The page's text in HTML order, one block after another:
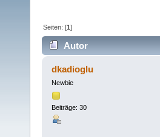
Seiten: [1]
Autor
dkadioglu
Newbie
Beiträge: 30